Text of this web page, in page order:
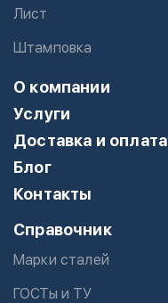
Лист
Штамповка
О компании
Услуги
Доставка и оплата
Блог
Контакты
Справочник
Марки сталей
ГОСТы и ТУ